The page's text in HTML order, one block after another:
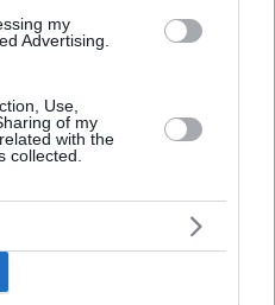
my
Advertising.
Use,
of my
with the
collected.
με δύο
Αυγούστου έως τις 14